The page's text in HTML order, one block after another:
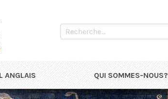
ANGLAIS QUI SOMMES-NOUS?